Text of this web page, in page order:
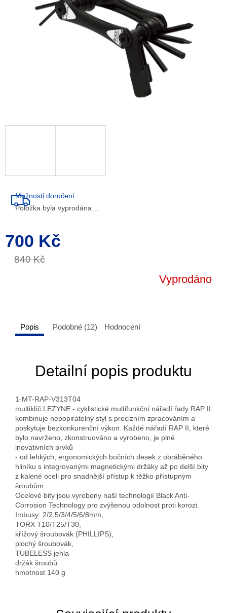
840 Kč
700 Kč
Měrná
cena:
Vyprodáno
Možnosti doručení
Položka byla vyprodána…
Popis Podobné (12) Hodnocení
Detailní popis produktu
1-MT-RAP-V313T04
multiklíč LEZYNE - cyklistické multifunkční nářadí řady RAP II
kombinuje nepopiratelný styl s precizním zpracováním a
poskytuje bezkonkurenční výkon. Každé nářadí RAP II, které
bylo navrženo, zkonstruováno a vyrobeno, je plné
inovativních prvků
- od lehkých, ergonomických bočních desek z obráběného
hliníku s integrovanými magnetickými držáky až po delší bity
z kalené oceli pro snadnější přístup k těžko přístupným
šroubům.
Ocelové bity jsou vyrobeny naší technologií Black Anti-
Corrosion Technology pro zvýšenou odolnost proti korozi.
Imbusy: 2/2,5/3/4/5/6/8mm,
TORX T10/T25/T30,
křížový šroubovák (PHILLIPS),
plochý šroubovák,
TUBELESS jehla
držák šroubů
hmotnost 140 g